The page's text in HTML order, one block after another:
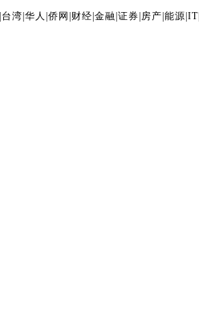
台湾 华人 侨网 财经 金融 证券 房产 能源 IT|